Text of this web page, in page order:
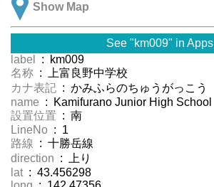
Show Map
See "km009" in Apps
label
: km009
名称 : 上富良野中学校
カナ表記 : かみふらのちゅうがっこう
name : Kamifurano Junior High School
設置位置 : 南
LineNo : 1
路線 : 十勝岳線
direction : 上り
lat : 43.456298